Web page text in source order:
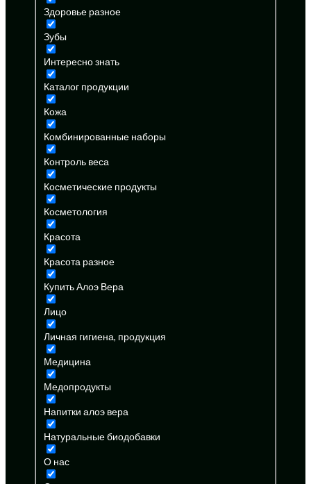
Здоровье разное
Зубы
Интересно знать
Каталог продукции
Кожа
Комбинированные наборы
Контроль веса
Косметические продукты
Косметология
Красота
Красота разное
Купить Алоэ Вера
Лицо
Личная гигиена, продукция
Медицина
Медопродукты
Напитки алоэ вера
Натуральные биодобавки
О нас